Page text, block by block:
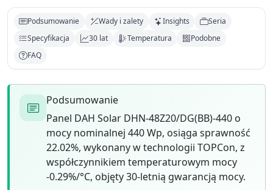
Podsumowanie Wady i zalety Insights
Seria
Specyfikacja
30 lat Temperatura
Podobne
FAQ
Podsumowanie
Panel DAH Solar DHN-48Z20/DG(BB)-440 o
mocy nominalnej 440 Wp, osiąga sprawność
22.02%, wykonany w technologii TOPCon, z
współczynnikiem temperaturowym mocy
-0.29%/°C, objęty 30-letnią gwarancją mocy.